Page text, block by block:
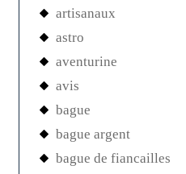
artisanaux
astro
aventurine
avis
bague
bague argent
bague de fiancailles